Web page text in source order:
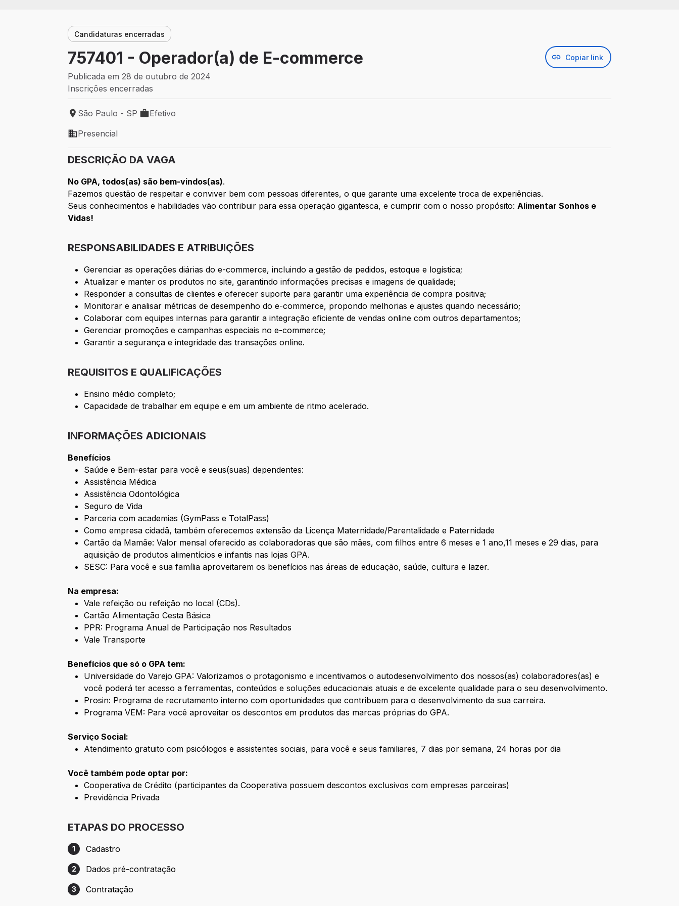
Candidaturas encerradas
757401 - Operador(a) de E-commerce Copiar link
Publicada em 28 de outubro de 2024
Inscrições encerradas
Local de trabalho: São Paulo - SP
São Paulo - SP
Tipo de vaga: Efetivo
Efetivo
Modelo de trabalho: Presencial
Presencial
DESCRIÇÃO DA VAGA
No GPA, todos(as) são bem-vindos(as).
Fazemos questão de respeitar e conviver bem com pessoas diferentes, o que garante uma excelente troca de experiências.
Seus conhecimentos e habilidades vão contribuir para essa operação gigantesca, e cumprir com o nosso propósito:Alimentar Sonhos e
Vidas!
RESPONSABILIDADES E ATRIBUIÇÕES
Gerenciar as operações diárias do e-commerce, incluindo a gestão de pedidos, estoque e logística;
Atualizar e manter os produtos no site, garantindo informações precisas e imagens de qualidade;
Responder a consultas de clientes e oferecer suporte para garantir uma experiência de compra positiva;
Monitorar e analisar métricas de desempenho do e-commerce, propondo melhorias e ajustes quando necessário;
Colaborar com equipes internas para garantir a integração eficiente de vendas online com outros departamentos;
Gerenciar promoções e campanhas especiais no e-commerce;
Garantir a segurança e integridade das transações online.
REQUISITOS E QUALIFICAÇÕES
Ensino médio completo;
Capacidade de trabalhar em equipe e em um ambiente de ritmo acelerado.
INFORMAÇÕES ADICIONAIS
Benefícios
Saúde e Bem-estar para você e seus(suas) dependentes:
Assistência Médica
Assistência Odontológica
Seguro de Vida
Parceria com academias (GymPass e TotalPass)
Como empresa cidadã, também oferecemos extensão da Licença Maternidade/Parentalidade e Paternidade
Cartão da Mamãe: Valor mensal oferecido as colaboradoras que são mães, com filhos entre 6 meses e 1 ano,11 meses e 29 dias, para
aquisição de produtos alimentícios e infantis nas lojas GPA.
SESC: Para você e sua família aproveitarem os benefícios nas áreas de educação, saúde, cultura e lazer.
Na empresa:
Vale refeição ou refeição no local (CDs).
Cartão Alimentação Cesta Básica
PPR: Programa Anual de Participação nos Resultados
Vale Transporte
Benefícios que só o GPA tem:
Universidade do Varejo GPA: Valorizamos o protagonismo e incentivamos o autodesenvolvimento dos nossos(as) colaboradores(as) e
você poderá ter acesso a ferramentas, conteúdos e soluções educacionais atuais e de excelente qualidade para o seu desenvolvimento.
Prosin: Programa de recrutamento interno com oportunidades que contribuem para o desenvolvimento da sua carreira.
Programa VEM: Para você aproveitar os descontos em produtos das marcas próprias do GPA.
Serviço Social:
Atendimento gratuito com psicólogos e assistentes sociais, para você e seus familiares, 7 dias por semana, 24 horas por dia
Você também pode optar por:
Cooperativa de Crédito (participantes da Cooperativa possuem descontos exclusivos com empresas parceiras)
Previdência Privada
ETAPAS DO PROCESSO
Etapa 1: Cadastro
1 Cadastro
Etapa 2: Dados pré-contratação
2 Dados pré-contratação
Etapa 3: Contratação
3 Contratação